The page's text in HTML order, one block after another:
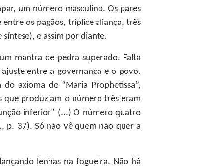
um número masculino. Os pares
os pagãos, tríplice aliança, três
e assim por diante.
mantra de pedra superado. Falta
entre a governança e o povo.
axioma de “Maria Prophetissa”,
que produziam o número três eram
inferior" (...) O número quatro
p. 37). Só não vê quem não quer a
lenhas na fogueira. Não há